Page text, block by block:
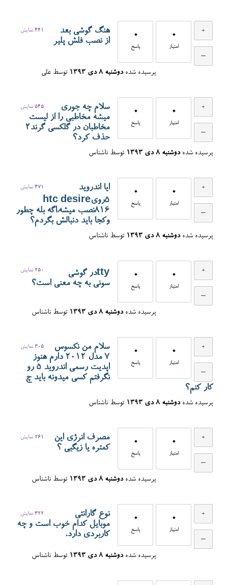
0
امتیاز
0
پاسخ
441 نمایش
هنگ گوشی بعد
از نصب فلش پلیر
پرسیده شده دوشنبه ۸ دی ۱۳۹۳ توسطعلی
0
امتیاز
0
پاسخ
545 نمایش
سلام چه جوری
میشه مخاطبی را از لیست
مخاطبان در گلکسی گرند2
حذف کرد؟
پرسیده شده دوشنبه ۸ دی ۱۳۹۳ توسط ناشناس
0
امتیاز
0
پاسخ
471 نمایش
ایا اندروید
۵رویhtc desire
816نصب میشه،اگه بله چطور
وکجا باید دنبالش بگردم؟
پرسیده شده دوشنبه ۸ دی ۱۳۹۳ توسط ناشناس
0
امتیاز
0
پاسخ
250 نمایش
ttyدر گوشی
سونی به چه معنی است؟
پرسیده شده دوشنبه ۸ دی ۱۳۹۳ توسط ناشناس
0
امتیاز
0
پاسخ
305 نمایش
سلام من نکسوس
۷ مدل ۲۰۱۲ دارم هنوز
اپدیت رسمی اندروید ۵ رو
نگرفتم کسی میدونه باید چ
کار کنم؟
پرسیده شده دوشنبه ۸ دی ۱۳۹۳ توسط ناشناس
0
امتیاز
0
پاسخ
261 نمایش
مصرف انرژی این
کمتره یا زیگبی ؟
پرسیده شده دوشنبه ۸ دی ۱۳۹۳ توسط ناشناس
0
امتیاز
0
پاسخ
322 نمایش
نوع گارانتي
موبايل كدام خوب است و چه
كاربردي دارد.
پرسیده شده دوشنبه ۸ دی ۱۳۹۳ توسط ناشناس